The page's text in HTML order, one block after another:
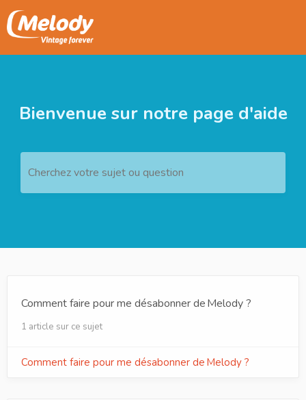
Bienvenue sur notre page d'aide
Cherchez votre sujet ou question
Comment faire pour me désabonner de Melody ?
1 article sur ce sujet
Comment faire pour me désabonner de Melody ?